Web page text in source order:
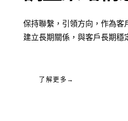
保持聯繫，引領方向，作為客
建立長期關係，與客戶長期穩
了解更多 →